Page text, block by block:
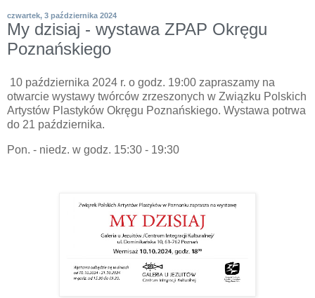
czwartek, 3 października 2024
My dzisiaj - wystawa ZPAP Okręgu
Poznańskiego
10 października 2024 r. o godz. 19:00 zapraszamy na
otwarcie wystawy twórców zrzeszonych w Związku Polskich
Artystów Plastyków Okręgu Poznańskiego. Wystawa potrwa
do 21 października.
Pon. - niedz. w godz. 15:30 - 19:30